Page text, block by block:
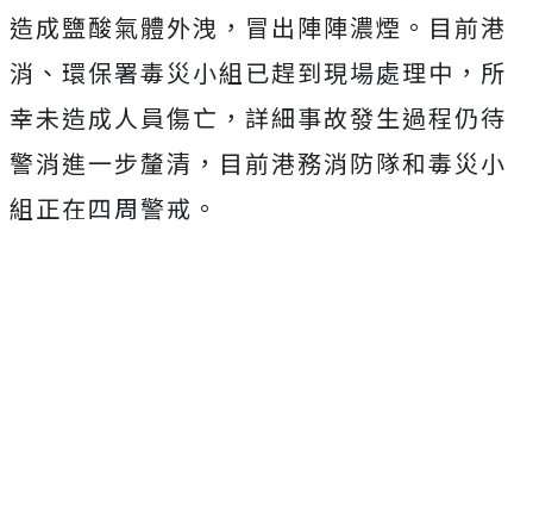
造成鹽酸氣體外洩，冒出陣陣濃煙。目前港
消、環保署毒災小組已趕到現場處理中，所
幸未造成人員傷亡，詳細事故發生過程仍待
警消進一步釐清，目前港務消防隊和毒災小
組正在四周警戒。